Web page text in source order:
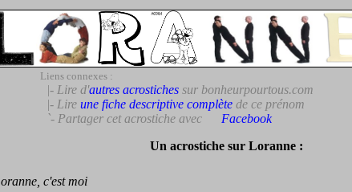
Liens connexes :
|- Lire d'autres acrostichessur bonheurpourtous.com
|- Lire une fiche descriptive complètede ce prénom
`- Partager cet acrostiche avec
Facebook
Un acrostiche sur Loranne :
oranne, c'est moi